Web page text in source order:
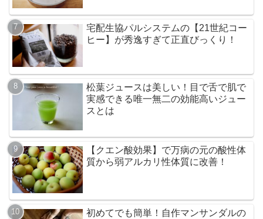
宅配生協パルシステムの【21世紀コー
ヒー】が秀逸すぎて正直びっくり！
松葉ジュースは美しい！目で舌で肌で
実感できる唯一無二の効能高いジュー
スとは
【クエン酸効果】で万病の元の酸性体
質から弱アルカリ性体質に改善！
初めてでも簡単！自作マンサンダルの